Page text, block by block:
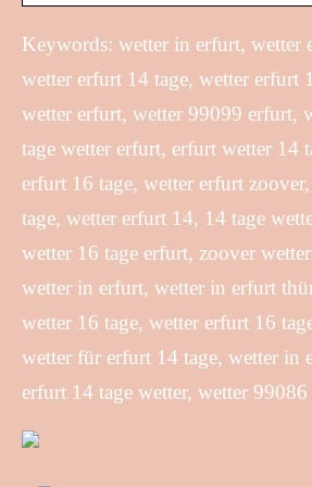
Keywords: wetter in erfurt, wetter
wetter erfurt 14 tage, wetter erfurt
wetter erfurt, wetter 99099 erfurt,
tage wetter erfurt, erfurt wetter 14
erfurt 16 tage, wetter erfurt
tage, wetter erfurt 14, 14 tage
wetter 16 tage erfurt, zoover
wetter in erfurt, wetter in erfurt
wetter 16 tage, wetter erfurt 16
wetter für erfurt 14 tage, wetter in
erfurt 14 tage wetter, wetter